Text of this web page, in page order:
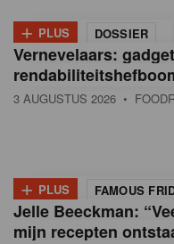
+ PLUS DOSSIER
Vernevelaars:
3 AUGUSTUS 2026 •
+ PLUS FAMOUS
Jelle Beeckman:
mijn recepten